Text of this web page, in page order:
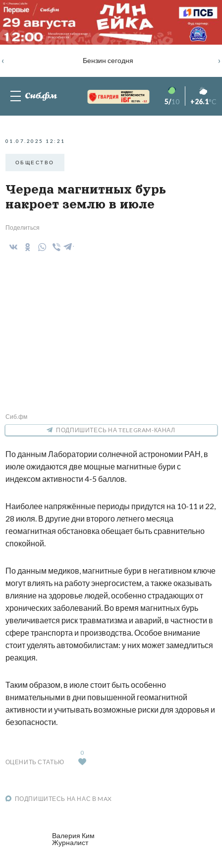
Бензин сегодня
‹ ›
82.76% -1.2 5/10 +26.1°C
01.07.2025 12:21
ОБЩЕСТВО
Череда магнитных бурь
накроет землю в июле
Поделиться
Сиб.фм
ПОДПИШИТЕСЬ НА TELEGRAM-КАНАЛ
По данным Лаборатории солнечной астрономии РАН, в
июле ожидаются две мощные магнитные бури с
индексом активности 4-5 баллов.
Наиболее напряжённые периоды придутся на 10-11 и 22,
28 июля. В другие дни второго летнего месяца
геомагнитная обстановка обещает быть сравнительно
спокойной.
По данным медиков, магнитные бури в негативном ключе
могут влиять на работу энергосистем, а также оказывать
влияние на здоровье людей, особенно страдающих от
хронических заболеваний. Во время магнитных бурь
увеличивается риск травматизма и аварий, в частности в
сферетранспорта и производства. Особое внимание
стоит уделять автомобилистам: у них может замедлиться
реакция.
Таким образом, в июле стоит быть особенно
внимательными в дни повышенной геомагнитной
активности и учитывать возможные риски для здоровья и
безопасности.
ОЦЕНИТЬ СТАТЬЮ
0
ПОДПИШИТЕСЬ НА НАС В MAX
Валерия Ким
Журналист